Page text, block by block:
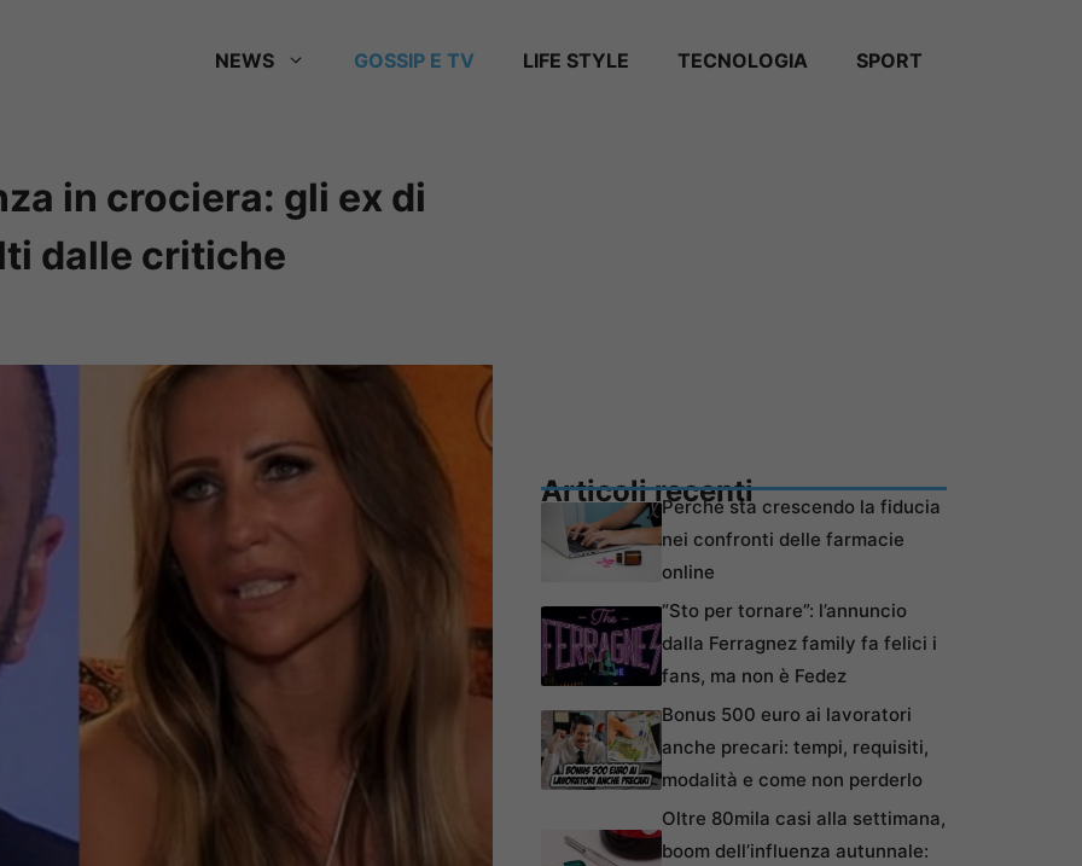
NEWS GOSSIP E TV LIFE STYLE TECNOLOGIA SPORT
in crociera: gli ex di
dalle critiche
Articoli recentiPerché sta crescendo la fiducia
nei confronti delle farmacie
online
“Sto per tornare”: l’annuncio
dalla Ferragnez family fa felici i
fans, ma non è Fedez
Bonus 500 euro ai lavoratori
anche precari: tempi, requisiti,
modalità e come non perderlo
Oltre 80mila casi alla settimana,
boom dell’influenza autunnale: